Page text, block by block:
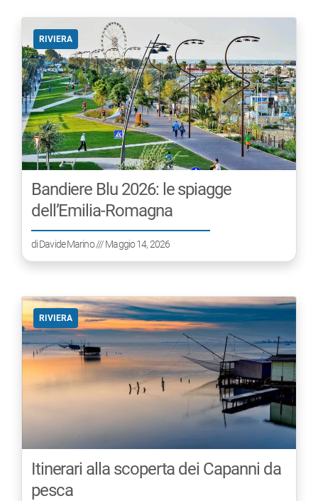
RIVIERA
Bandiere Blu 2026: le spiagge
dell’Emilia-Romagna
diDavide Marino/// Maggio 14, 2026
RIVIERA
Itinerari alla scoperta dei Capanni da
pesca